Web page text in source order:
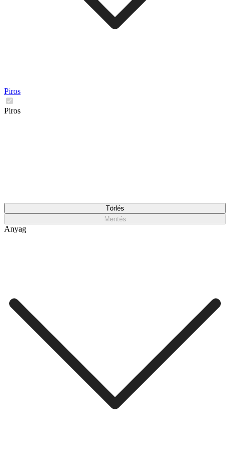
Piros
Piros
Törlés
Mentés
Anyag